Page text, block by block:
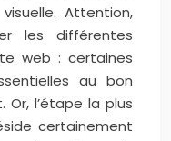
Attention,
les différentes
web : certaines
au bon
l’étape la plus
certainement